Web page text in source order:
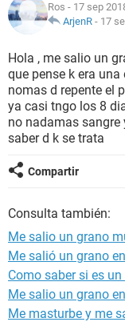
NUTRICIÓN
BIENESTAR
SEXUALIDAD
GLOSARIO
Ros - 17 sep
ArjenR - 17
Hola , me salio un
que pense k era
nomas d repente el
ya casi tngo los 8
no nadamas
saber d k se trata
Compartir
Consulta también:
Me salio un grano
Me salió un grano
Como saber si es
Me salio un grano
Me masturbe y me